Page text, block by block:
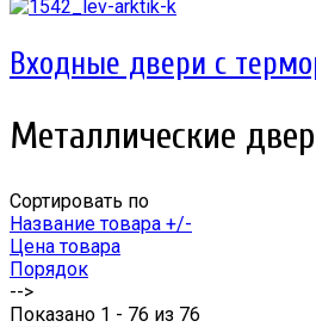
Входные двери с
Металлические
Сортировать по
Название товара +/-
Цена товара
Порядок
-->
Показано 1 - 76 из 76